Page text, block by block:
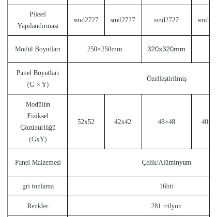
Piksel
Yapılandırması
smd2727 smd2727 smd2727
Modül Boyutları 250×250mm 320x320mm
Panel Boyutları
(G × Y)
Özelleştirilmiş
Modülün
Fiziksel
Çözünürlüğü
(GxY)
52x52 42x42 48×48
Panel Malzemesi Çelik/Alüminyum
gri tonlama 16bit
Renkler 281 trilyon